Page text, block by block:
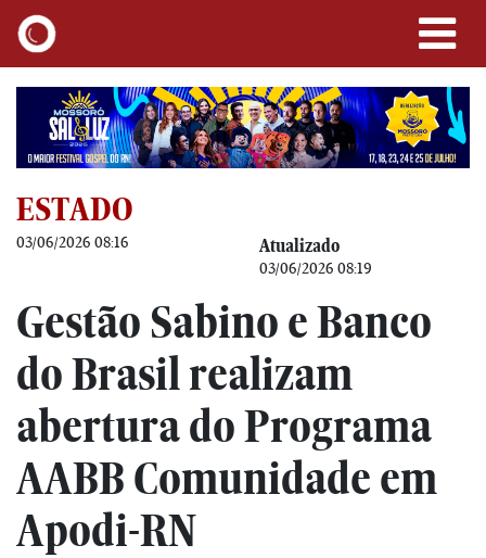
ESTADO
03/06/2026 08:16 Atualizado
03/06/2026 08:19
Gestão Sabino e Banco
do Brasil realizam
abertura do Programa
AABB Comunidade em
Apodi-RN